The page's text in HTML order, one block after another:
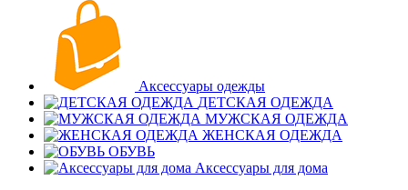
Аксессуары одежды
ДЕТСКАЯ ОДЕЖДА
МУЖСКАЯ ОДЕЖДА
ЖЕНСКАЯ ОДЕЖДА
ОБУВЬ
Аксессуары для дома